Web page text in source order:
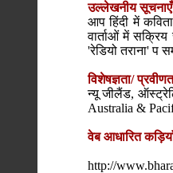
उल्लेखनीय
आप हिंदी में
वार्ताओं में
'रेडियो तराना' प
विशेषज्ञता/
न्यू जीलैंड,
Australia &
वेब आधारित
http://